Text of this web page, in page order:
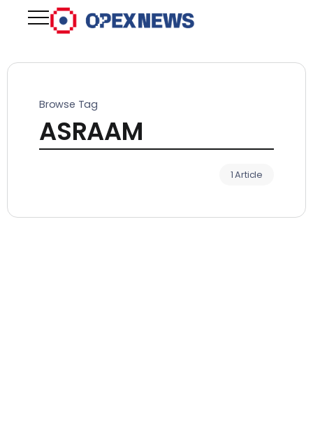
Browse Tag
ASRAAM
1 Article